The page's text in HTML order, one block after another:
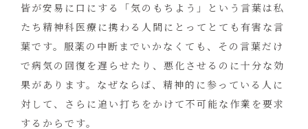
皆が安易に口にする「気のもちよう」という言葉は私
たち精神科医療に携わる人間にとってとても有害な言
葉です。服薬の中断までいかなくても、その言葉だけ
で病気の回復を遅らせたり、悪化させるのに十分な効
果があります。なぜならば、精神的に参っている人に
対して、さらに追い打ちをかけて不可能な作業を要求
するからです。